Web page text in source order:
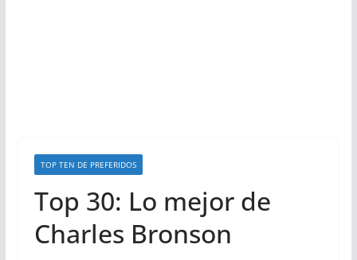
TOP TEN DE PREFERIDOS
Top 30: Lo mejor de
Charles Bronson